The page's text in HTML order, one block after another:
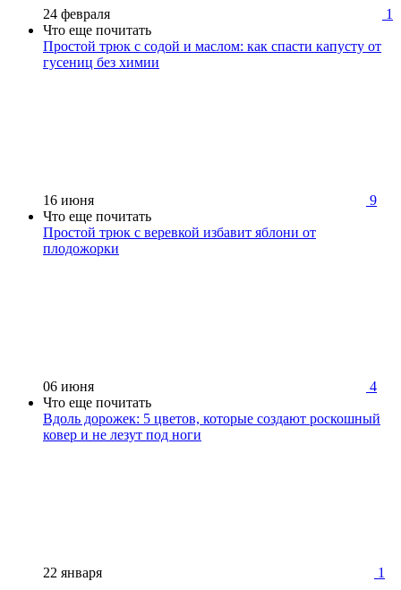
24 февраля
1
Что еще почитать
Простой трюк с содой и маслом: как спасти капусту от
гусениц без химии
16 июня
9
Что еще почитать
Простой трюк с веревкой избавит яблони от
плодожорки
06 июня
4
Что еще почитать
Вдоль дорожек: 5 цветов, которые создают роскошный
ковер и не лезут под ноги
22 января 1